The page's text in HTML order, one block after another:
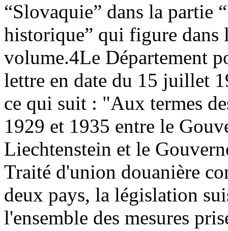
“Slovaquie” dans la partie
historique” qui figure dans
volume.4Le Département
lettre en date du 15 juillet
ce qui suit : "Aux termes
1929 et 1935 entre le
Liechtenstein et le
Traité d'union douanière
deux pays, la législation
l'ensemble des mesures